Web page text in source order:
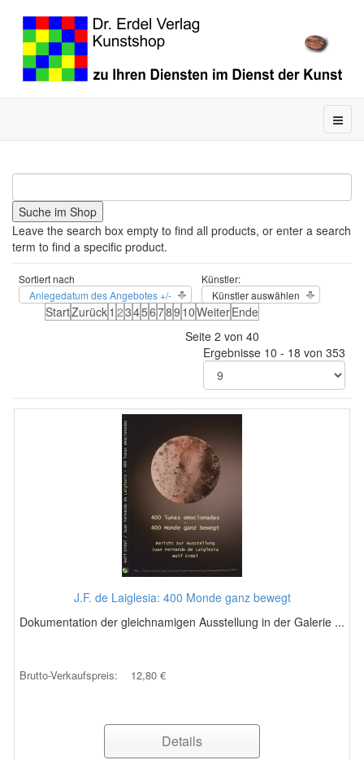
Leave the search box empty to find all products, or enter a search
term to find a specific product.
Sortiert nach
Anlegedatum des Angebotes +/-
Künstler:
Künstler auswählen
StartZurück1 23456789 10WeiterEnde
Seite 2 von 40
Ergebnisse 10 - 18 von 353
J.F. de Laiglesia: 400 Monde ganz bewegt
Dokumentation der gleichnamigen Ausstellung in der Galerie ...
Brutto-Verkaufspreis: 12,80 €
Details